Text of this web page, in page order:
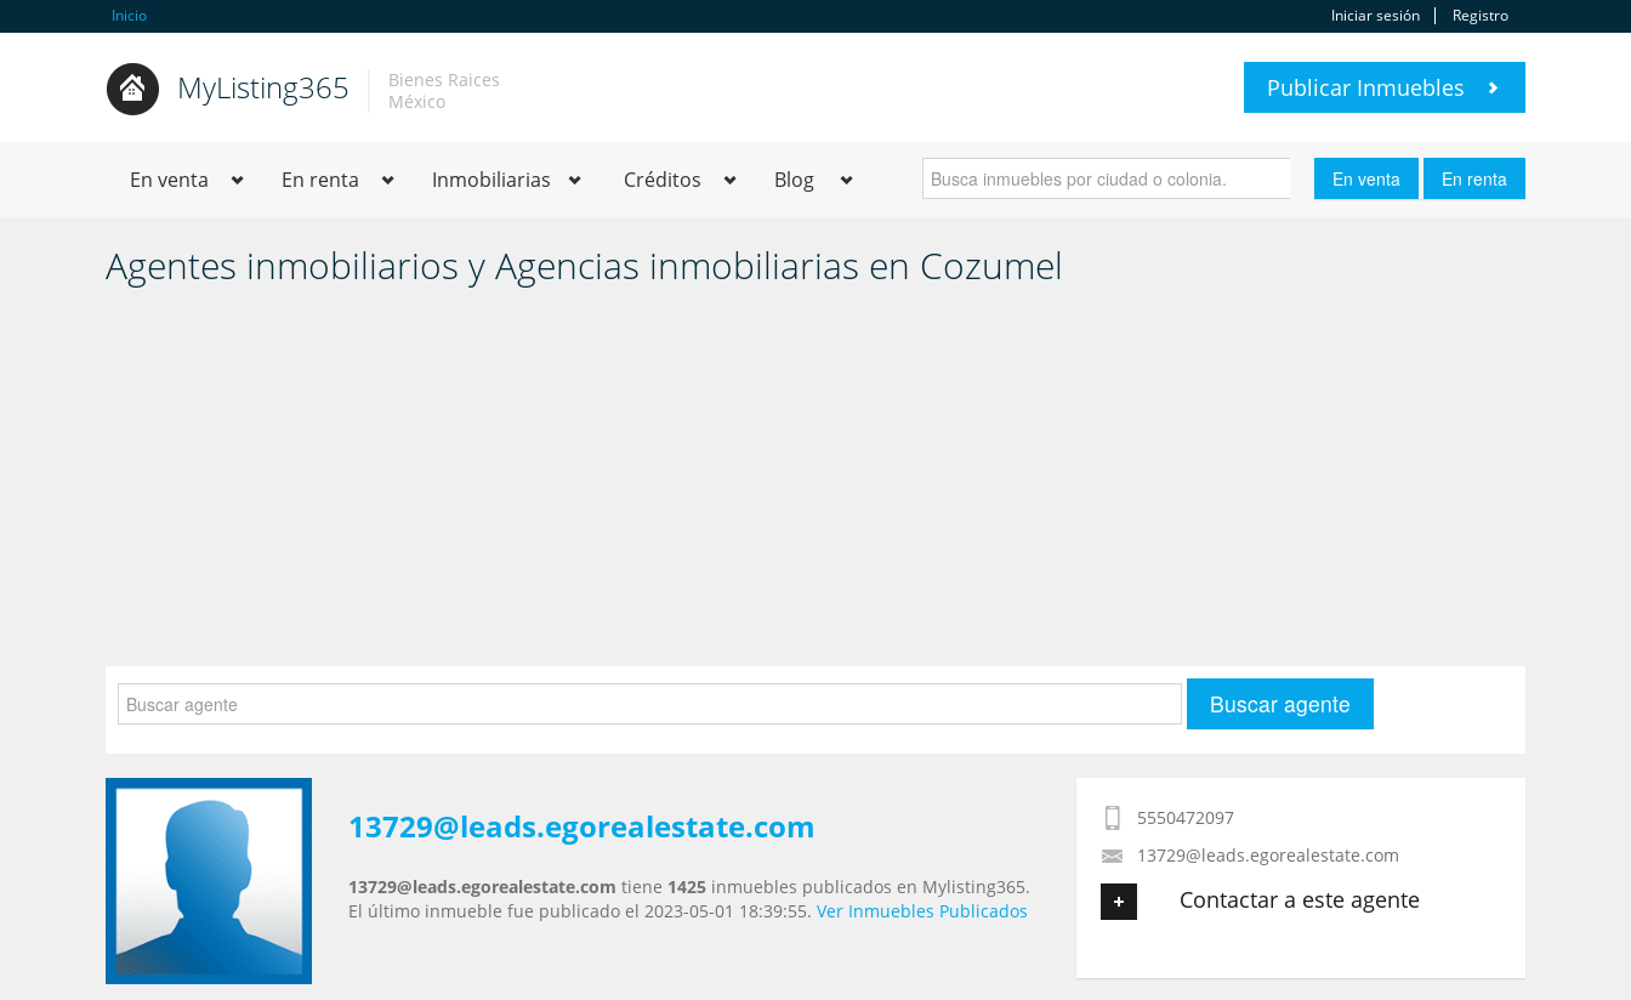
Inicio Iniciar sesión Registro
MyListing365
Bienes Raices
México
Publicar Inmuebles
En venta En renta Inmobiliarias Créditos Blog
Agentes inmobiliarios y Agencias inmobiliarias en Cozumel
13729@leads.egorealestate.com
13729@leads.egorealestate.com tiene 1425 inmuebles publicados en Mylisting365.
El último inmueble fue publicado el 2023-05-01 18:39:55. Ver Inmuebles Publicados
5550472097
13729@leads.egorealestate.com
Contactar a este agente